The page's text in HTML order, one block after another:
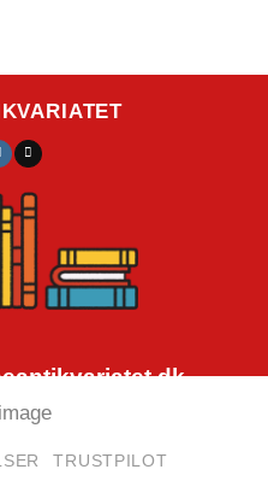
TRUSTPILOT